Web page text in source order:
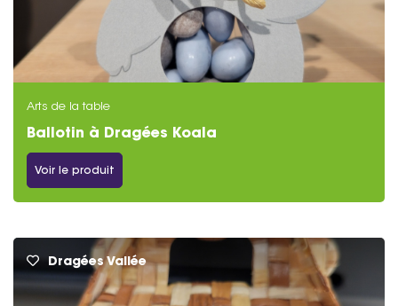
Arts de la table
Ballotin à Dragées Koala
Voir le produit
Dragées Vallée